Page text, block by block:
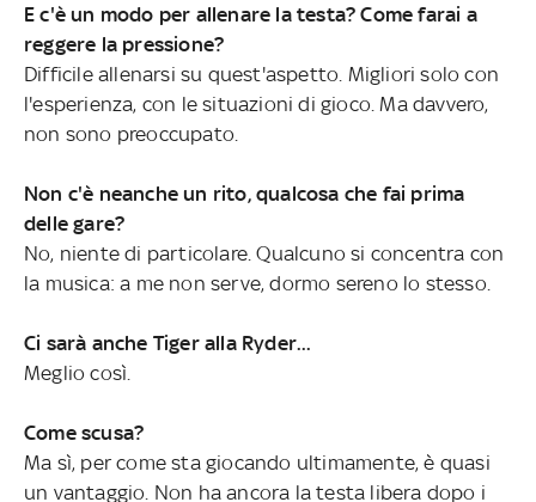
E c'è un modo per allenare la testa? Come farai a
reggere la pressione?
Difficile allenarsi su quest'aspetto. Migliori solo con
l'esperienza, con le situazioni di gioco. Ma davvero,
non sono preoccupato.
Non c'è neanche un rito, qualcosa che fai prima
delle gare?
No, niente di particolare. Qualcuno si concentra con
la musica: a me non serve, dormo sereno lo stesso.
Ci sarà anche Tiger alla Ryder...
Meglio così.
Come scusa?
Ma sì, per come sta giocando ultimamente, è quasi
un vantaggio. Non ha ancora la testa libera dopo i